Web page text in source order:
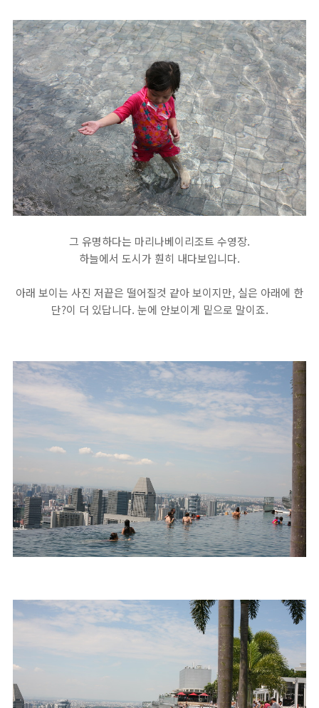
그 유명하다는 마리나베이리조트 수영장.
하늘에서 도시가 훤히 내다보입니다.
아래 보이는 사진 저끝은 떨어질것 같아 보이지만, 실은 아래에 한
단?이 더 있답니다. 눈에 안보이게 밑으로 말이죠.